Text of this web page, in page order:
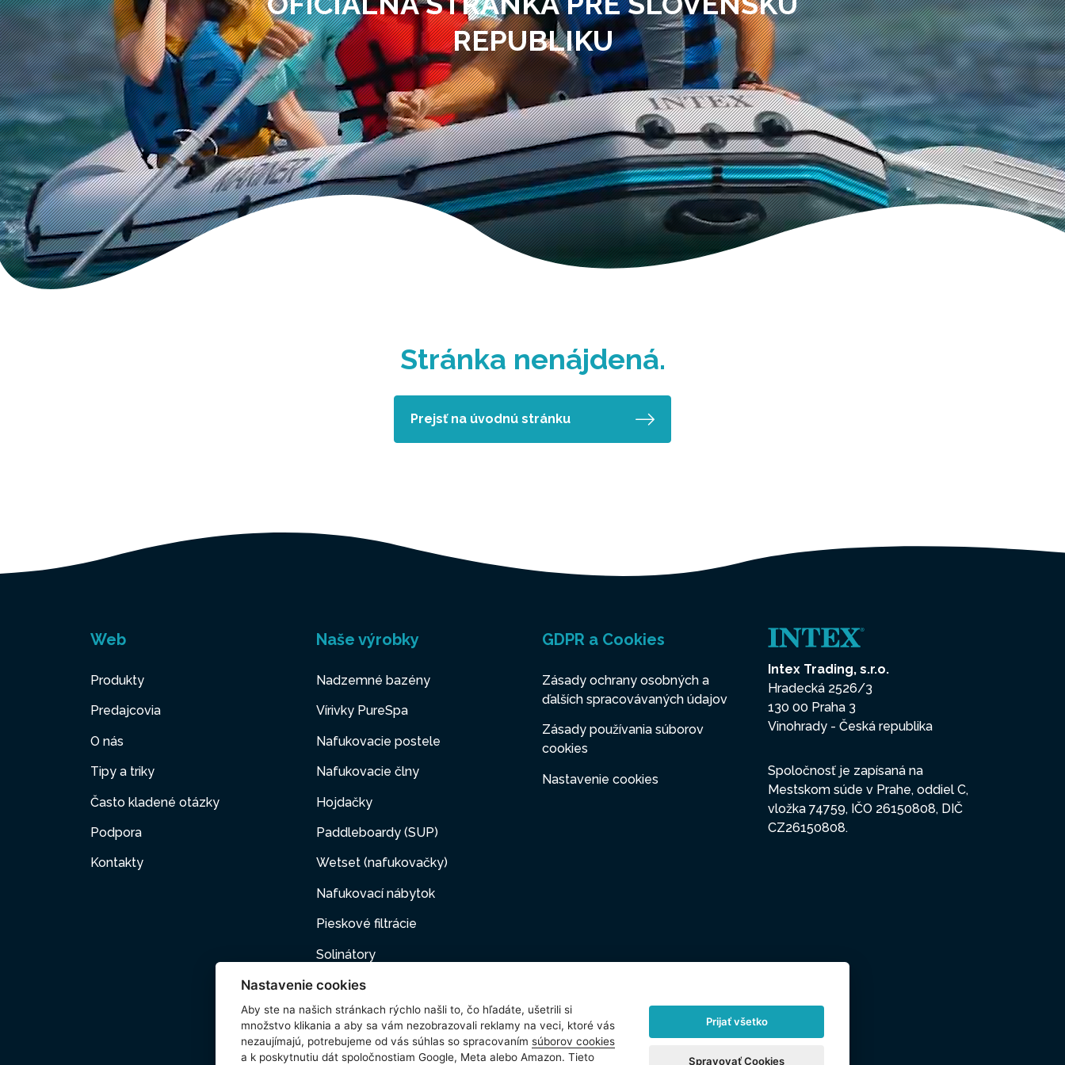
REPUBLIKU
Stránka nenájdená.
Prejsť na úvodnú stránku
Web
Produkty
Predajcovia
O nás
Tipy a triky
Často kladené otázky
Podpora
Kontakty
Naše výrobky
Nadzemné bazény
Vírivky PureSpa
Nafukovacie postele
Nafukovacie člny
Hojdačky
Paddleboardy (SUP)
Wetset (nafukovačky)
Nafukovací nábytok
Pieskové filtrácie
Solinátory
Nafukovacie pumpy
Kartušové filtrácie
Domáci maznáčikovia
GDPR a Cookies
Zásady ochrany osobných a
ďalších spracovávaných údajov
Zásady používania súborov
cookies
Nastavenie cookies
Intex Trading, s.r.o.
Hradecká 2526/3
130 00 Praha 3
Vinohrady - Česká republika
Spoločnosť je zapísaná na
Mestskom súde v Prahe, oddiel C,
vložka 74759, IČO 26150808, DIČ
CZ26150808.
Nastavenie cookies
Aby ste na našich stránkach rýchlo našli to, čo hľadáte, ušetrili si
množstvo klikania a aby sa vám nezobrazovali reklamy na veci, ktoré vás
nezaujímajú, potrebujeme od vás súhlas so spracovaním súborov cookies
a k poskytnutiu dát spoločnostiam Google, Meta alebo Amazon. Tieto
Prijať všetko
Spravovať Cookies